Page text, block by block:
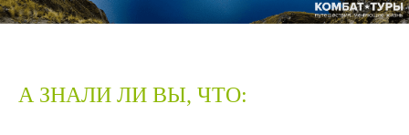
А ЗНАЛИ ЛИ ВЫ, ЧТО: